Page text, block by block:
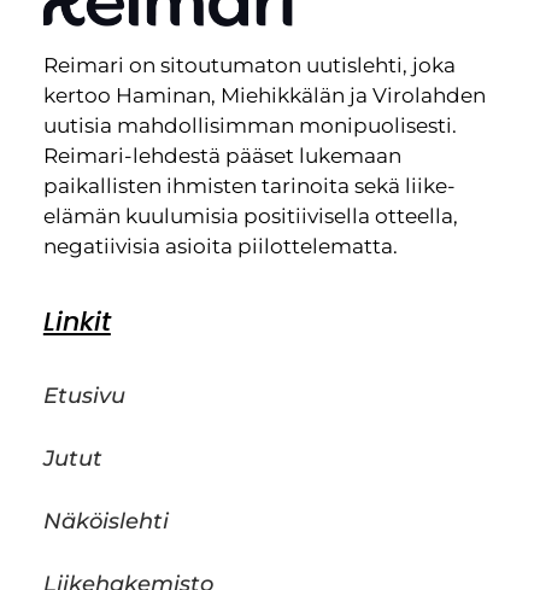
Reimari on sitoutumaton uutislehti, joka
kertoo Haminan, Miehikkälän ja Virolahden
uutisia mahdollisimman monipuolisesti.
Reimari-lehdestä pääset lukemaan
paikallisten ihmisten tarinoita sekä liike-
elämän kuulumisia positiivisella otteella,
negatiivisia asioita piilottelematta.
Linkit
Etusivu
Jutut
Näköislehti
Liikehakemisto